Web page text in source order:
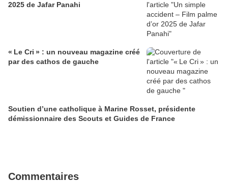
2025 de Jafar Panahi
« Le Cri » : un nouveau magazine créé
par des cathos de gauche
Soutien d’une catholique à Marine Rosset, présidente
démissionnaire des Scouts et Guides de France
Commentaires